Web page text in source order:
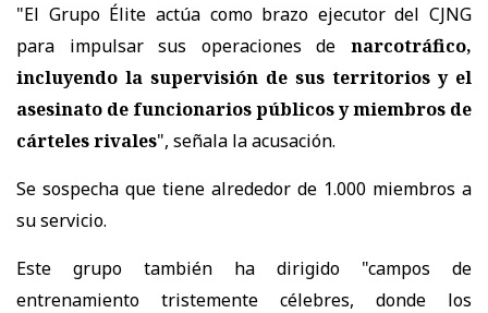
"El Grupo Élite actúa como brazo ejecutor del CJNG
para impulsar sus operaciones de narcotráfico,
incluyendo la supervisión de sus territorios y el
asesinato de funcionarios públicos y miembros de
cárteles rivales", señala la acusación.
Se sospecha que tiene alrededor de 1.000 miembros a
su servicio.
Este grupo también ha dirigido "campos de
entrenamiento tristemente célebres, donde los